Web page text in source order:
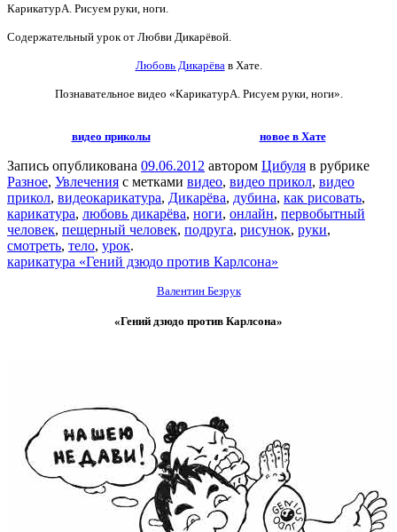
КарикатурА. Рисуем руки, ноги.
Содержательный урок от Любви Дикарёвой.
Любовь Дикарёва в Хате.
Познавательное видео «КарикатурА. Рисуем руки, ноги».
видео приколы новое в Хате
Запись опубликована 09.06.2012 автором Цибуля в рубрике
Разное, Увлечения с метками видео, видео прикол, видео
прикол, видеокарикатура, Дикарёва, дубина, как рисовать,
карикатура, любовь дикарёва, ноги, онлайн, первобытный
человек, пещерный человек, подруга, рисунок, руки,
смотреть, тело, урок.
карикатура «Гений дзюдо против Карлсона»
Валентин Безрук
«Гений дзюдо против Карлсона»